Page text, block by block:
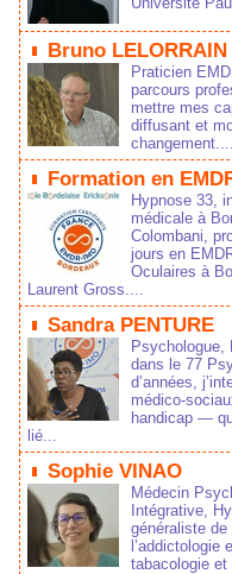
Bruno LELORRAIN
Praticien
parcours
mettre mes
diffusant et
changement....
Formation en
Hypnose 33,
médicale à
Colombani,
jours en
Oculaires à
Laurent Gross....
Sandra PENTURE
Psychologue,
dans le 77
d’années,
handicap —
lié...
Sophie VINAO
Médecin
Intégrative,
généraliste
l’addictologie
tabacologie et